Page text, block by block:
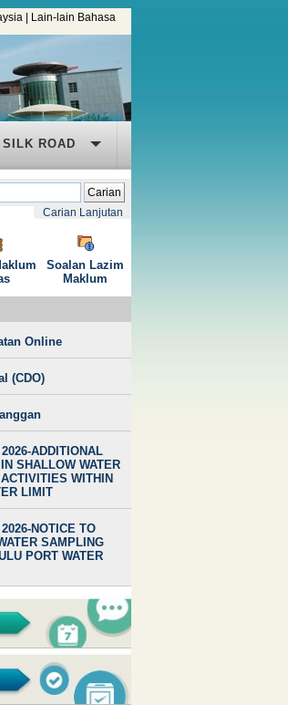
Lain-lain Bahasa
ROAD
Carian
Carian Lanjutan
Soalan Lazim
Maklum
Online
(CDO)
ADDITIONAL
SHALLOW WATER
WITHIN
LIMIT
NOTICE TO
SAMPLING
PORT WATER